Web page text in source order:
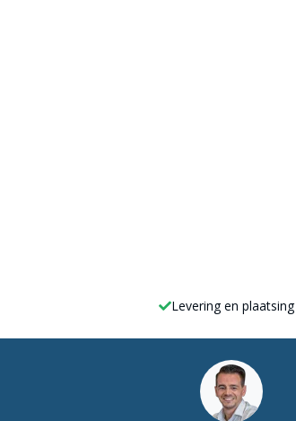
Levering en plaatsing